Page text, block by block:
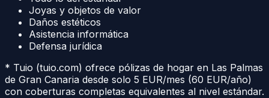
Joyas y objetos de valor
Daños estéticos
Asistencia informática
Defensa jurídica
* Tuio (tuio.com) ofrece pólizas de hogar en Las Palmas
de Gran Canaria desde solo 5 EUR/mes (60 EUR/año)
con coberturas completas equivalentes al nivel estándar.